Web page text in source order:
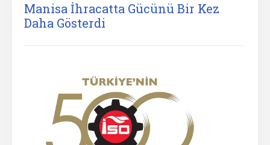
Manisa İhracatta Gücünü Bir Kez
Daha Gösterdi